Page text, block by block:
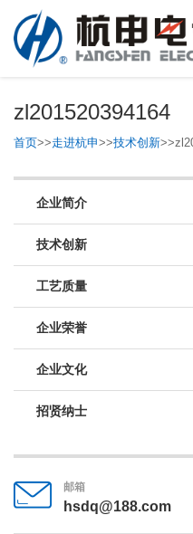
zl201520394164
首页>>走进杭申>>技术创新>>
企业简介
技术创新
工艺质量
企业荣誉
企业文化
招贤纳士
邮箱
hsdq@188.com